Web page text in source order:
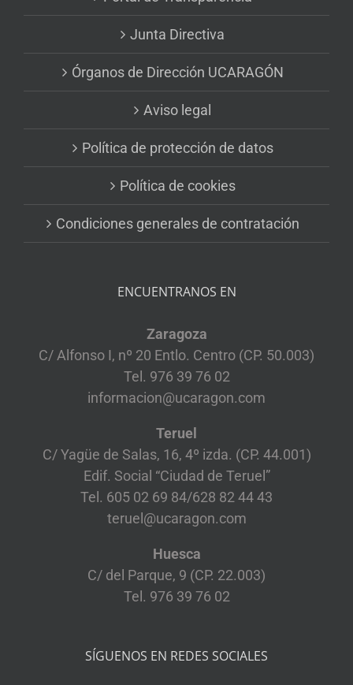
Junta Directiva
Órganos de Dirección UCARAGÓN
Aviso legal
Política de protección de datos
Política de cookies
Condiciones generales de contratación
ENCUENTRANOS EN
Zaragoza
C/ Alfonso I, nº 20 Entlo. Centro (CP. 50.003)
Tel. 976 39 76 02
informacion@ucaragon.com
Teruel
C/ Yagüe de Salas, 16, 4º izda. (CP. 44.001)
Edif. Social “Ciudad de Teruel”
Tel. 605 02 69 84/628 82 44 43
teruel@ucaragon.com
Huesca
C/ del Parque, 9 (CP. 22.003)
Tel. 976 39 76 02
SÍGUENOS EN REDES SOCIALES